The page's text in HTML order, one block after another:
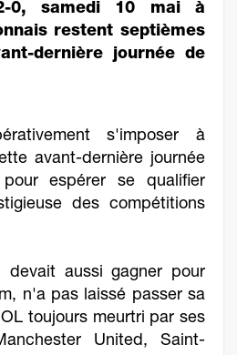
0, samedi 10 mai à
restent septièmes
dernière journée de
s'imposer à
avant-dernière journée
espérer se qualifier
des compétitions
devait aussi gagner pour
n'a pas laissé passer sa
toujours meurtri par ses
United, Saint-